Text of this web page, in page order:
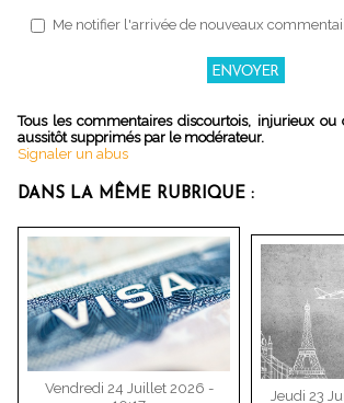
Me notifier l'arrivée de nouveaux
Tous les commentaires discourtois, injurieux ou
aussitôt supprimés par le modérateur.
Signaler un abus
DANS LA MÊME RUBRIQUE :
Vendredi 24 Juillet 2026 -
Jeudi 23